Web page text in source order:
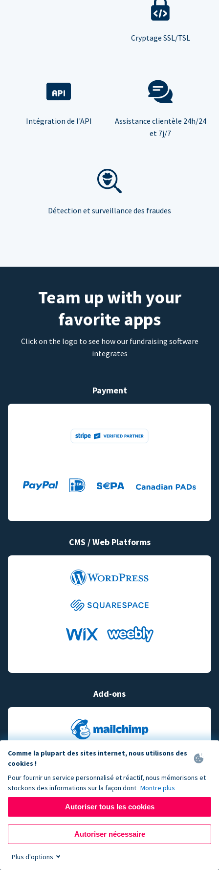
Cryptage SSL/TSL
Intégration de l'API
Assistance clientèle 24h/24
et 7j/7
Détection et surveillance des fraudes
Team up with your
favorite apps
Click on the logo to see how our fundraising software
integrates
Payment
CMS / Web Platforms
Add-ons
Comme la plupart des sites internet, nous utilisons des
cookies !
Pour fournir un service personnalisé et réactif, nous mémorisons et
stockons des informations sur la façon dont Montre plus
Autoriser tous les cookies
Autoriser nécessaire
Plus d'options